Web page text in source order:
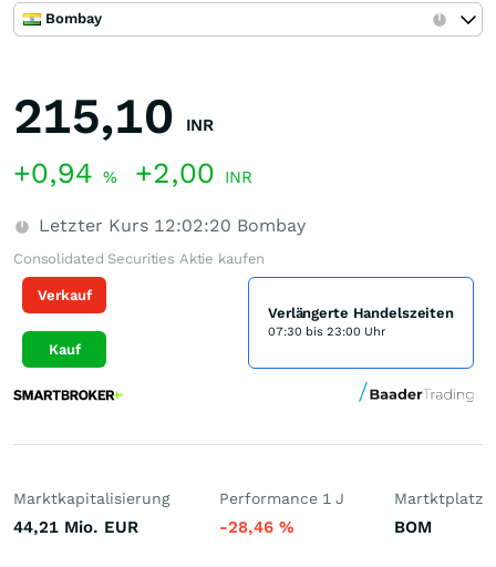
Bombay
215,10 INR
+0,94 % +2,00 INR
Letzter Kurs 12:02:20 Bombay
Consolidated Securities Aktie kaufen
Verkauf
Kauf
Verlängerte Handelszeiten
07:30 bis 23:00 Uhr
Marktkapitalisierung
44,21 Mio. EUR
Performance 1 J
-28,46 %
Martktplatz
BOM